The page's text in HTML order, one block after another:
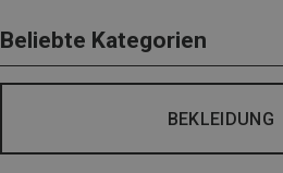
Beliebte Kategorien
BEKLEIDUNG